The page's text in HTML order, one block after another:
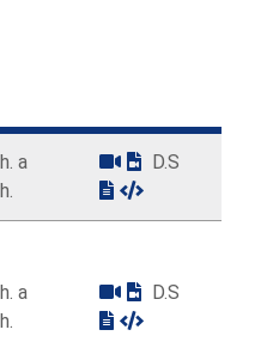
a
D.S
a
D.S